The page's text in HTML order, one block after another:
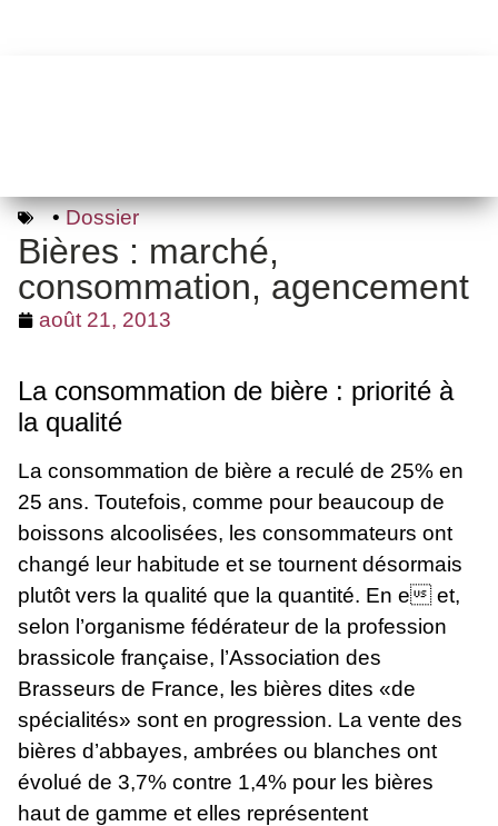
• Dossier
Bières : marché,
consommation, agencement
août 21, 2013
La consommation de bière : priorité à
la qualité
La consommation de bière a reculé de 25% en
25 ans. Toutefois, comme pour beaucoup de
boissons alcoolisées, les consommateurs ont
changé leur habitude et se tournent désormais
plutôt vers la qualité que la quantité. En e et,
selon l’organisme fédérateur de la profession
brassicole française, l’Association des
Brasseurs de France, les bières dites «de
spécialités» sont en progression. La vente des
bières d’abbayes, ambrées ou blanches ont
évolué de 3,7% contre 1,4% pour les bières
haut de gamme et elles représentent